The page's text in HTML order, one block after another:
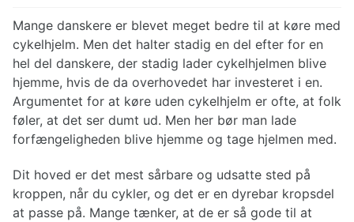
Mange danskere er blevet meget bedre til at køre med
cykelhjelm. Men det halter stadig en del efter for en
hel del danskere, der stadig lader cykelhjelmen blive
hjemme, hvis de da overhovedet har investeret i en.
Argumentet for at køre uden cykelhjelm er ofte, at folk
føler, at det ser dumt ud. Men her bør man lade
forfængeligheden blive hjemme og tage hjelmen med.
Dit hoved er det mest sårbare og udsatte sted på
kroppen, når du cykler, og det er en dyrebar kropsdel
at passe på. Mange tænker, at de er så gode til at